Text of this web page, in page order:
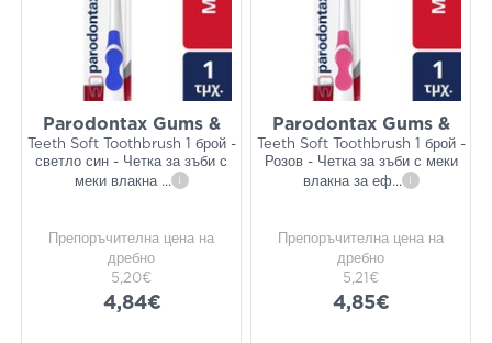
Parodontax Gums &
Teeth Soft Toothbrush 1 брой -
светло син - Четка за зъби с
меки влакна ... i
Препоръчителна цена на
дребно
5,20€
4,84€
Parodontax Gums &
Teeth Soft Toothbrush 1 брой -
Розов - Четка за зъби с меки
влакна за еф... i
Препоръчителна цена на
дребно
5,21€
4,85€